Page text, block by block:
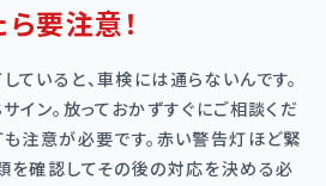
要注意！
ていると、車検には通らないんです。
イン。放っておかずすぐにご相談くだ
も注意が必要です。赤い警告灯ほど緊
を確認してその後の対応を決める必